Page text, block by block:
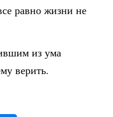
равно жизни не
из ума
верить.